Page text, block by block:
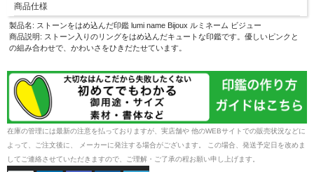
商品仕様
製品名: ストーンをはめ込んだ印鑑 lumi name Bijoux ルミネーム ビジュー
商品説明: ストーン入りのリングをはめ込んだキュートな印鑑です。優しいピンクと
の組み合わせで、かわいさをひきだたせています。
在庫の管理には最新の注意を払っておりますが、実店舗や 他のWEBサイトでの販売状況などに
よって、ご注文後に、 メーカーに発注する場合がございます。 この場合、発送予定日を改めま
してご連絡させていただきますので、ご理解・ご了承の程お願い申し上げます。